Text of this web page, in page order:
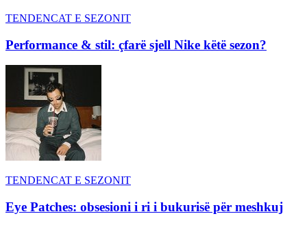
TENDENCAT E SEZONIT
Performance & stil: çfarë sjell Nike këtë sezon?
TENDENCAT E SEZONIT
Eye Patches: obsesioni i ri i bukurisë për meshkuj